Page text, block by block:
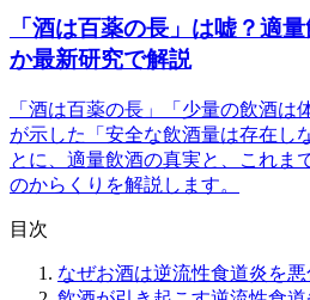
「酒は百薬の長」は嘘？適
か最新研究で解説
「酒は百薬の長」「少量の飲酒は
が示した「安全な飲酒量は存在し
とに、適量飲酒の真実と、これま
のからくりを解説します。
目次
なぜお酒は逆流性食道炎を